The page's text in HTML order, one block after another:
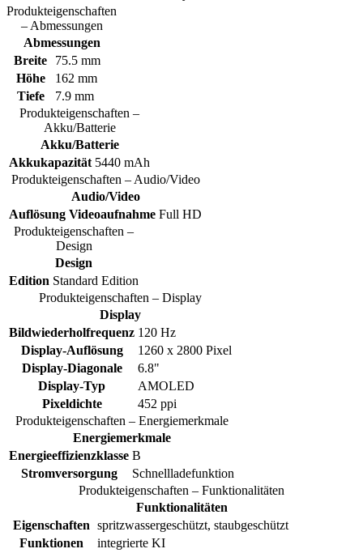
Produkteigenschaften
– Abmessungen
Abmessungen
Breite
75.5 mm
Höhe
162 mm
Tiefe
7.9 mm
Produkteigenschaften –
Akku/Batterie
Akku/Batterie
Akkukapazität 5440 mAh
Produkteigenschaften – Audio/Video
Audio/Video
Auflösung Videoaufnahme Full HD
Produkteigenschaften –
Design
Design
Edition Standard Edition
Produkteigenschaften – Display
Display
Bildwiederholfrequenz 120 Hz
Display-Auflösung
1260 x 2800 Pixel
Display-Diagonale
6.8"
Display-Typ
AMOLED
Pixeldichte
452 ppi
Produkteigenschaften – Energiemerkmale
Energiemerkmale
Energieeffizienzklasse B
Stromversorgung
Schnellladefunktion
Produkteigenschaften – Funktionalitäten
Funktionalitäten
Eigenschaften spritzwassergeschützt, staubgeschützt
Funktionen
integrierte KI